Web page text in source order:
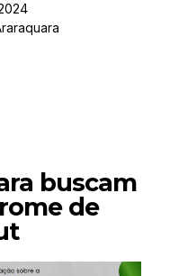
buscam
de